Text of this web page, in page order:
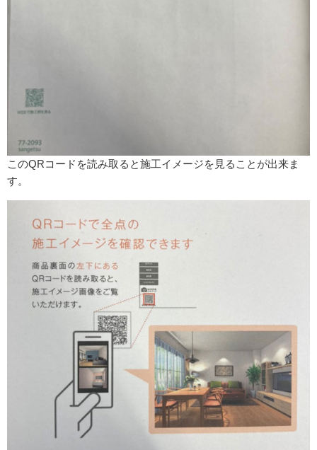
このQRコードを読み取ると施工イメージを見ることが出来ま
す。